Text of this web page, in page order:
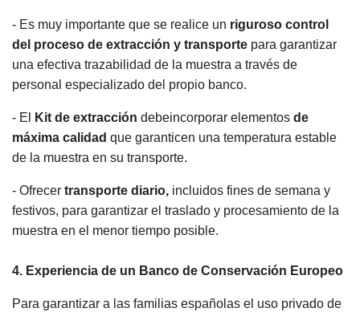
- Es muy importante que se realice un riguroso control
del proceso de extracción y transporte para garantizar
una efectiva trazabilidad de la muestra a través de
personal especializado del propio banco.
- El Kit de extracción debeincorporar elementos de
máxima calidad que garanticen una temperatura estable
de la muestra en su transporte.
- Ofrecer transporte diario, incluidos fines de semana y
festivos, para garantizar el traslado y procesamiento de la
muestra en el menor tiempo posible.
4. Experiencia de un Banco de Conservación Europeo
Para garantizar a las familias españolas el uso privado de